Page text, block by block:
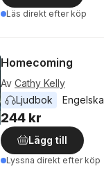
Läs direkt efter köp
Homecoming
Av Cathy Kelly
Ljudbok
Engelska
244 kr
Lägg till
Lyssna direkt efter köp